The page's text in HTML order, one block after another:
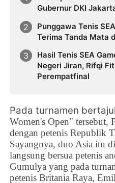
Gubernur DKI
Punggawa Tenis
Terima Tanda Mata
Hasil Tenis SEA
Negeri Jiran, Rifqi
Perempatfinal
Pada turnamen
Women's Open" tersebut,
dengan petenis Republik
Sayangnya, duo Asia itu
langsung bersua petenis
Gumulya yang pada
petenis Britania Raya,